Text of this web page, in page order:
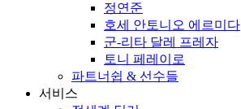
정연준
호세 안토니오 에르미다
군-리타 달레 프레자
토니 페레이로
파트너쉽 & 선수들
서비스